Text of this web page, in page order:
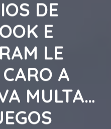
DE
E
LE
A
MULTA…